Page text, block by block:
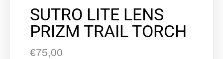
SUTRO LITE LENS
PRIZM TRAIL TORCH
€75,00